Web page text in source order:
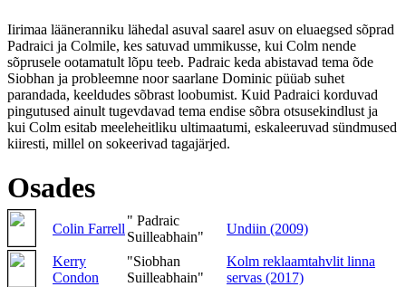
Iirimaa lääneranniku lähedal asuval saarel asuv on eluaegsed sõprad
Padraici ja Colmile, kes satuvad ummikusse, kui Colm nende
sõprusele ootamatult lõpu teeb. Padraic keda abistavad tema õde
Siobhan ja probleemne noor saarlane Dominic püüab suhet
parandada, keeldudes sõbrast loobumist. Kuid Padraici korduvad
pingutused ainult tugevdavad tema endise sõbra otsusekindlust ja
kui Colm esitab meeleheitliku ultimaatumi, eskaleeruvad sündmused
kiiresti, millel on sokeerivad tagajärjed.
Osades
Colin Farrell
" Padraic
Suilleabhain"
Undiin (2009)
Kerry
Condon
"Siobhan
Suilleabhain"
Kolm reklaamtahvlit linna
servas (2017)